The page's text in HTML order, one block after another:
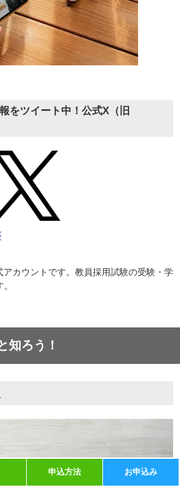
申込方法 お申込み
をツイート中！公式X（旧
カウントです。教員採用試験の受験・学
知ろう！